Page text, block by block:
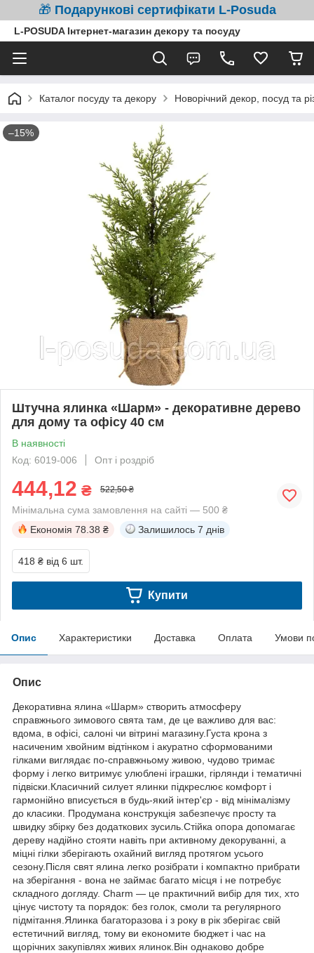
🎁 Подарункові сертифікати L-Posuda
L-POSUDA Інтернет-магазин декору та посуду
Каталог посуду та декору Новорічний декор, посуд та
–15%
Штучна ялинка «Шарм» - декоративне дерево
для дому та офісу 40 см
В наявності
Код: 6019-006
Опт і роздріб
444,12 ₴ 522,50 ₴
Мінімальна сума замовлення на сайті — 500 ₴
Економія 78.38 ₴ Залишилось 7 днів
418 ₴ від 6 шт.
Купити
Опис Характеристики Доставка Оплата Умови
Опис
Декоративна ялина «Шарм» створить атмосферу
справжнього зимового свята там, де це важливо для вас:
вдома, в офісі, салоні чи вітрині магазину.Густа крона з
насиченим хвойним відтінком і акуратно сформованими
гілками виглядає по-справжньому живою, чудово тримає
форму і легко витримує улюблені іграшки, гірлянди і тематичні
підвіски.Класичний силует ялинки підкреслює комфорт і
гармонійно вписується в будь-який інтер'єр - від мінімалізму
до класики. Продумана конструкція забезпечує просту та
швидку збірку без додаткових зусиль.Стійка опора допомагає
дереву надійно стояти навіть при активному декоруванні, а
міцні гілки зберігають охайний вигляд протягом усього
сезону.Після свят ялина легко розібрати і компактно прибрати
на зберігання - вона не займає багато місця і не потребує
складного догляду. Charm — це практичний вибір для тих, хто
цінує чистоту та порядок: без голок, смоли та регулярного
підмітання.Ялинка багаторазова і з року в рік зберігає свій
естетичний вигляд, тому ви економите бюджет і час на
щорічних закупівлях живих ялинок.Він однаково добре